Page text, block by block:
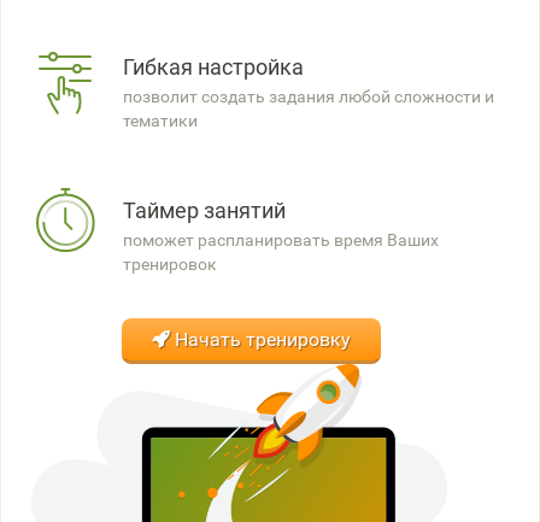
Гибкая настройка
позволит создать задания любой сложности и
тематики
Таймер занятий
поможет распланировать время Ваших
тренировок
Начать тренировку